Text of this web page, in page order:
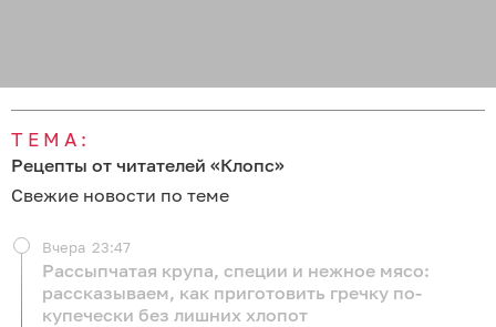
ТЕМА:
Рецепты от читателей «Клопс»
Свежие новости по теме
Рассыпчатая крупа, специи и нежное мясо:
рассказываем, как приготовить гречку по-
купечески без лишних хлопот
Вчера 23:47